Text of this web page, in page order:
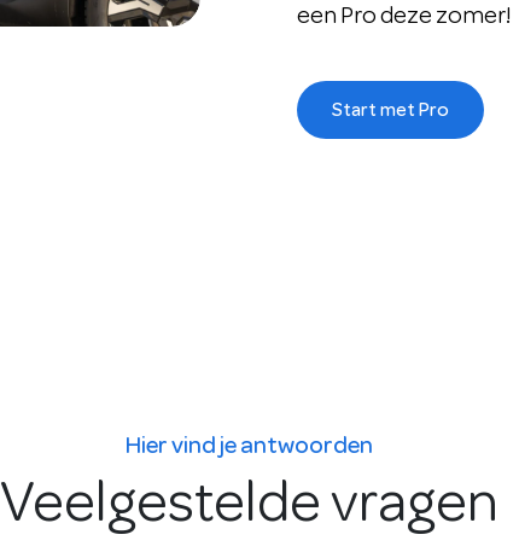
een Pro deze zomer!
Start met Pro
Hier vind je antwoorden
Veelgestelde vragen